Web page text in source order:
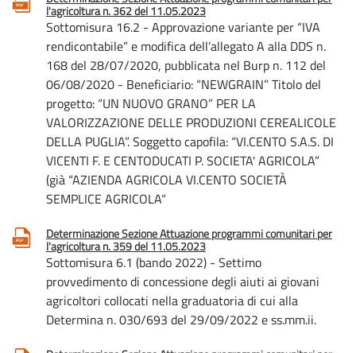
l'agricoltura n. 362 del 11.05.2023
Sottomisura 16.2 - Approvazione variante per “IVA
rendicontabile” e modifica dell’allegato A alla DDS n.
168 del 28/07/2020, pubblicata nel Burp n. 112 del
06/08/2020 - Beneficiario: “NEWGRAIN” Titolo del
progetto: “UN NUOVO GRANO” PER LA
VALORIZZAZIONE DELLE PRODUZIONI CEREALICOLE
DELLA PUGLIA”. Soggetto capofila: “VI.CENTO S.A.S. DI
VICENTI F. E CENTODUCATI P. SOCIETA' AGRICOLA”
(già “AZIENDA AGRICOLA VI.CENTO SOCIETÀ
SEMPLICE AGRICOLA“
Determinazione Sezione Attuazione programmi comunitari per
l'agricoltura n. 359 del 11.05.2023
Sottomisura 6.1 (bando 2022) - Settimo
provvedimento di concessione degli aiuti ai giovani
agricoltori collocati nella graduatoria di cui alla
Determina n. 030/693 del 29/09/2022 e ss.mm.ii.